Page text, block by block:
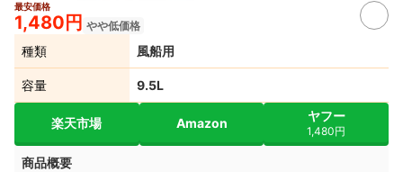
最安価格
1,480円 やや低価格
種類 風船用
容量 9.5L
楽天市場 Amazon ヤフー
1,480円
商品概要